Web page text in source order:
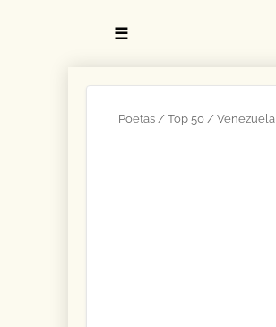
☰
Poetas Top 50 Venezuela